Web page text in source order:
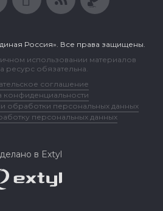
Россия». Все права защищены.
использовании материалов
ресурс обязательна.
соглашение
конфиденциальности
обработки персональных данных
персональных данных
в Extyl